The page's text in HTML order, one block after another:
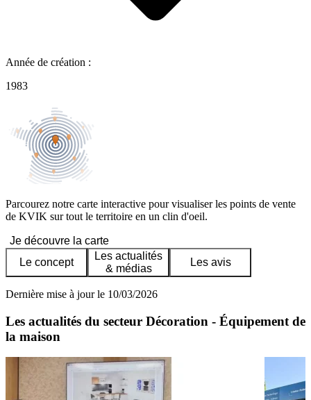
Année de création :
1983
Parcourez notre carte interactive pour visualiser les points de vente
de KVIK sur tout le territoire en un clin d'oeil.
Je découvre la carte
Le concept
Les actualités
& médias
Les avis
Dernière mise à jour le 10/03/2026
Les actualités du secteur Décoration - Équipement de
la maison